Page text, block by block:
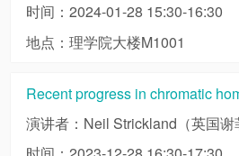
时间：2024-01-28 15:30-16:30
地点：理学院大楼M1001
Recent progress in chromatic
演讲者：Neil Strickland（英国谢